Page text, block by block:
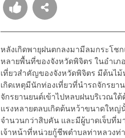
หลังเกิดพายุฝนตกลงมามีลมกระโช
หลายพื้นที่ของจังหวัดพิจิตร ในอำเภ
เที่ยวสำคัญของจังหวัดพิจิตร มีต้นไ
เกิดเหตุมีนักท่องเที่ยวที่นำรถจักรย
จักรยานยนต์เข้าไปหลบฝนบริเวณ
แรงหลายตลบเกิดต้นหว้าขนาดให
จำนวนกว่าสิบคัน และมีผู้บาดเจ็บที่
เจ้าหน้าที่หน่วยกู้ชีพตำบลท่าหลวงท่